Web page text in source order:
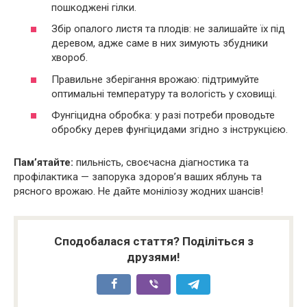
пошкоджені гілки.
Збір опалого листя та плодів: не залишайте їх під
деревом, адже саме в них зимують збудники
хвороб.
Правильне зберігання врожаю: підтримуйте
оптимальні температуру та вологість у сховищі.
Фунгіцидна обробка: у разі потреби проводьте
обробку дерев фунгіцидами згідно з інструкцією.
Пам’ятайте: пильність, своєчасна діагностика та
профілактика — запорука здоров’я ваших яблунь та
рясного врожаю. Не дайте моніліозу жодних шансів!
Сподобалася стаття? Поділіться з
друзями!